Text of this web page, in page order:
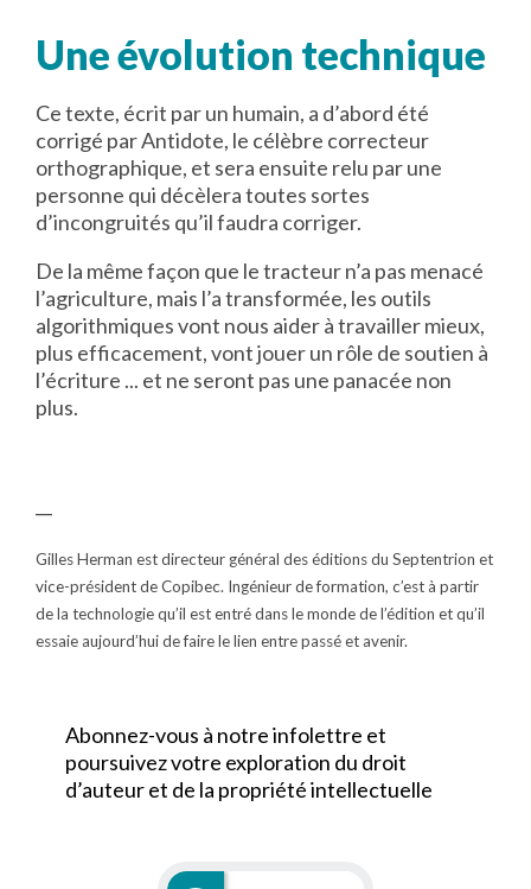
Une évolution technique
Ce texte, écrit par un humain, a d’abord été
corrigé par Antidote, le célèbre correcteur
orthographique, et sera ensuite relu par une
personne qui décèlera toutes sortes
d’incongruités qu’il faudra corriger.
De la même façon que le tracteur n’a pas menacé
l’agriculture, mais l’a transformée, les outils
algorithmiques vont nous aider à travailler mieux,
plus efficacement, vont jouer un rôle de soutien à
l’écriture ... et ne seront pas une panacée non
plus.
Gilles Herman est directeur général des éditions du Septentrion et
vice-président de Copibec. Ingénieur de formation, c’est à partir
de la technologie qu’il est entré dans le monde de l’édition et qu’il
essaie aujourd’hui de faire le lien entre passé et avenir.
Abonnez-vous à notre infolettre et
poursuivez votre exploration du droit
d’auteur et de la propriété intellectuelle